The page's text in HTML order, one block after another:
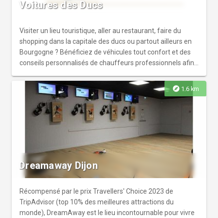
Voitures des Ducs
Visiter un lieu touristique, aller au restaurant, faire du
shopping dans la capitale des ducs ou partout ailleurs en
Bourgogne ? Bénéficiez de véhicules tout confort et des
conseils personnalisés de chauffeurs professionnels afin
toute sérénité. Nous vous proposons également le service
de guides professionnels. Prestations sur réservation.
explore 1.6 km
Dreamaway Dijon
Récompensé par le prix Travellers' Choice 2023 de
TripAdvisor (top 10% des meilleures attractions du
monde), DreamAway est le lieu incontournable pour vivre